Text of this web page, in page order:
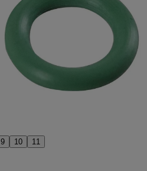
9 10 11